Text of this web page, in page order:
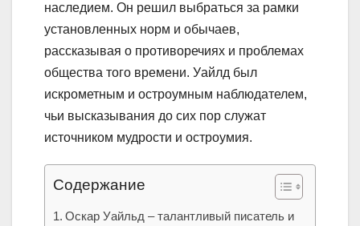
наследием. Он решил выбраться за рамки
установленных норм и обычаев,
рассказывая о противоречиях и проблемах
общества того времени. Уайлд был
искрометным и остроумным наблюдателем,
чьи высказывания до сих пор служат
источником мудрости и остроумия.
Содержание
Оскар Уайльд – талантливый писатель и